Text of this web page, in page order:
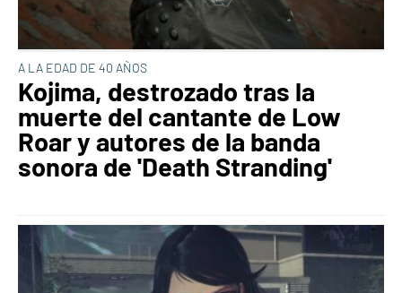
A LA EDAD DE 40 AÑOS
Kojima, destrozado tras la
muerte del cantante de Low
Roar y autores de la banda
sonora de 'Death Stranding'